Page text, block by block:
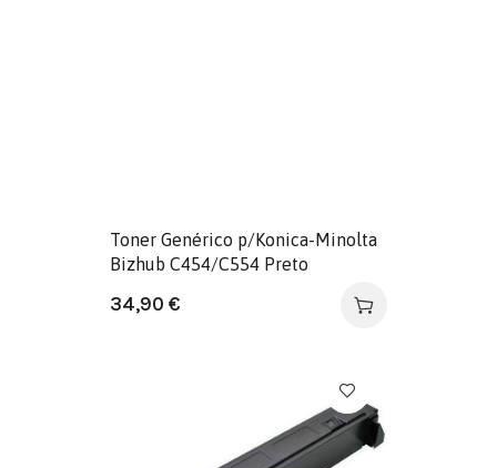
Toner Genérico p/Konica-Minolta
Bizhub C454/C554 Preto
34,90 €